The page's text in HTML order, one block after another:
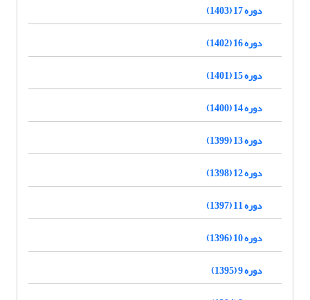
دوره 17 (1403)
دوره 16 (1402)
دوره 15 (1401)
دوره 14 (1400)
دوره 13 (1399)
دوره 12 (1398)
دوره 11 (1397)
دوره 10 (1396)
دوره 9 (1395)